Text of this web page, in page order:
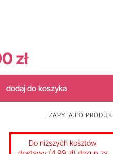
zł
dodaj do koszyka
ZAPYTAJ O
Do niższych kosztów